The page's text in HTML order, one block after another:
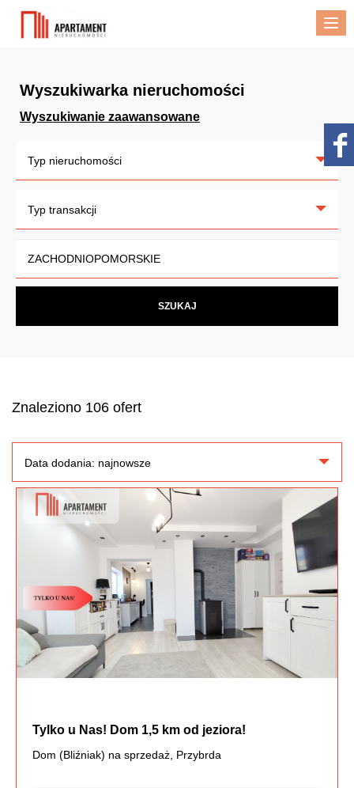
Wyszukiwarka nieruchomości
Wyszukiwanie zaawansowane
Typ nieruchomości
Typ transakcji
Znaleziono 106 ofert
Data dodania: najnowsze
Tylko u Nas! Dom 1,5 km od jeziora!
Dom (Bliźniak) na sprzedaż, Przybrda